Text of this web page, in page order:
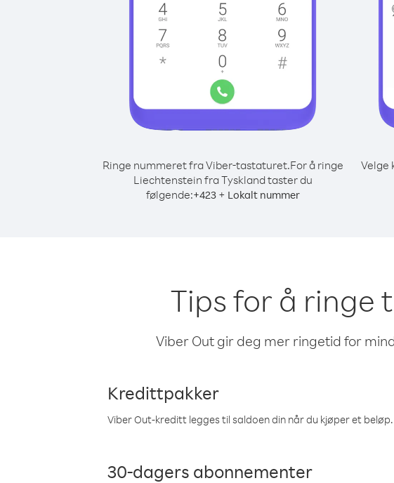
Ringe nummeret fra Viber-tastaturet.For å ringe
Liechtenstein fra Tyskland taster du
følgende:+423+ Lokalt nummer
Velge
Tips for å ringe
Viber Out gir deg mer ringetid for
Kredittpakker
Viber Out-kreditt legges til saldoen din når du kjøper et
30-dagers abonnementer